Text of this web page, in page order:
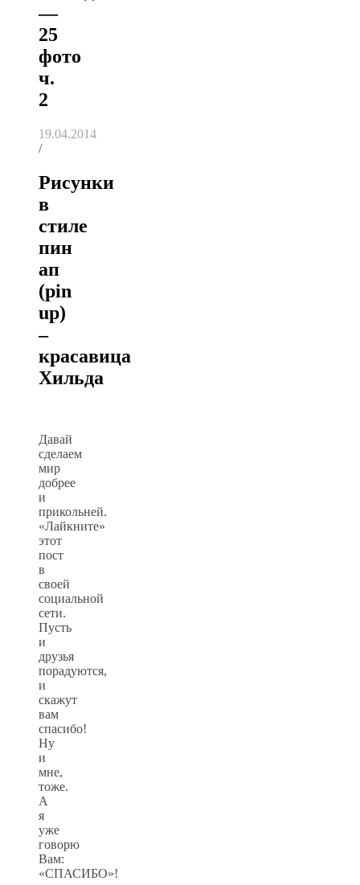
—
25
фото
ч.
2
19.04.2014
/
Рисунки
в
стиле
пин
ап
(pin
up)
–
красавица
Хильда
Давай
сделаем
мир
добрее
и
прикольней.
«Лайкните»
этот
пост
в
своей
социальной
сети.
Пусть
и
друзья
порадуются,
и
скажут
вам
спасибо!
Ну
и
мне,
тоже.
А
я
уже
говорю
Вам:
«СПАСИБО»!